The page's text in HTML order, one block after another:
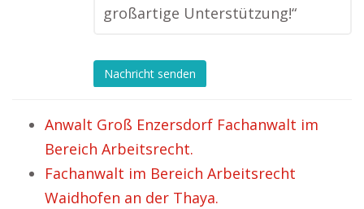
großartige Unterstützung!“
Nachricht senden
Anwalt Groß Enzersdorf Fachanwalt im
Bereich Arbeitsrecht.
Fachanwalt im Bereich Arbeitsrecht
Waidhofen an der Thaya.